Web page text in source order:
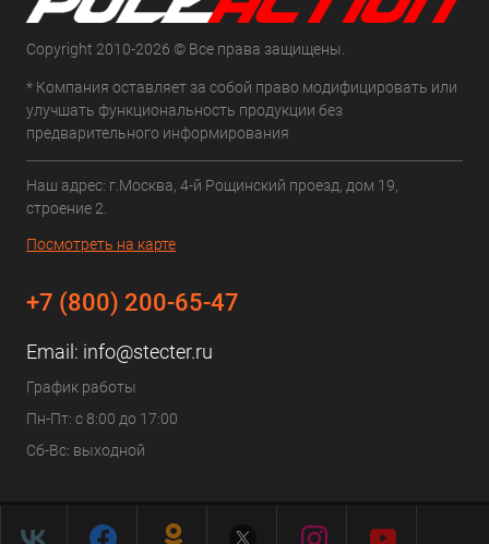
Copyright 2010-2026 © Все права защищены.
* Компания оставляет за собой право модифицировать или
улучшать функциональность продукции без
предварительного информирования
Наш адрес: г.Москва, 4-й Рощинский проезд, дом 19,
строение 2.
Посмотреть на карте
+7 (800) 200-65-47
Email: info@stecter.ru
График работы
Пн-Пт: с 8:00 до 17:00
Сб-Вс: выходной